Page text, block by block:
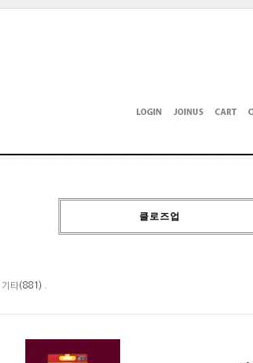
클로즈업
기타(881) .